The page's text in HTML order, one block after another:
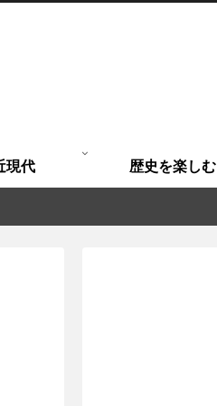
現代 歴史を楽しむ